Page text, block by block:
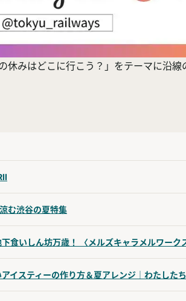
休みはどこに行こう？」をテーマに沿線
む渋谷の夏特集
食いしん坊万歳！ 〈メルズキャラメルワーク
イスティーの作り方＆夏アレンジ｜わたした